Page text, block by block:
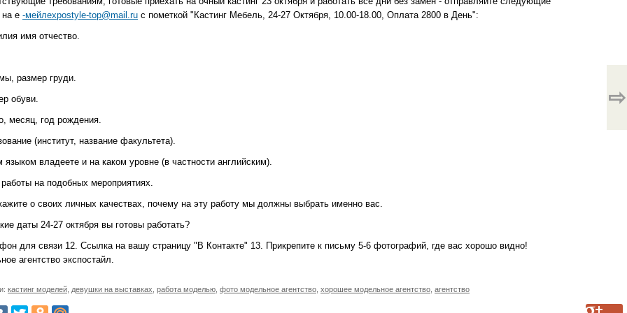
е -мейлexpostyle-top@mail.ru с пометкой "Кастинг Мебель, 24-27 Октября, 10.00-18.00, Оплата 2800 в День":
имя отчество.
размер груди.
обуви.
месяц, год рождения.
(институт, название факультета).
языком владеете и на каком уровне (в частности английским).
на подобных мероприятиях.
о своих личных качествах, почему на эту работу мы должны выбрать именно вас.
даты 24-27 октября вы готовы работать?
для связи 12. Ссылка на вашу страницу "В Контакте" 13. Прикрепите к письму 5-6 фотографий, где вас хорошо видно!
агентство экспостайл.
кастинг моделей девушки на выставках работа моделью фото модельное агентство хорошее модельное агентство агентство
⇨